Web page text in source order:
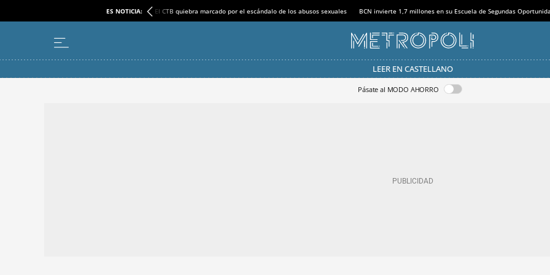
ES NOTICIA: El CTB quiebra marcado por el escándalo de los abusos sexuales BCN invierte 1,7 millones en su Escuela de Segundas
LEER EN CASTELLANO
Pásate al MODO AHORRO